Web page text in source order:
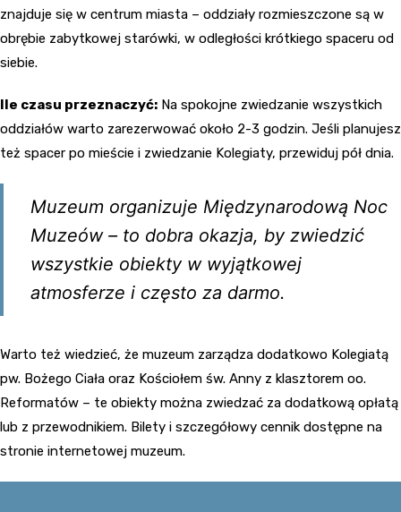
znajduje się w centrum miasta – oddziały rozmieszczone są w
obrębie zabytkowej starówki, w odległości krótkiego spaceru od
siebie.
Ile czasu przeznaczyć: Na spokojne zwiedzanie wszystkich
oddziałów warto zarezerwować około 2-3 godzin. Jeśli planujesz
też spacer po mieście i zwiedzanie Kolegiaty, przewiduj pół dnia.
Muzeum organizuje Międzynarodową Noc
Muzeów – to dobra okazja, by zwiedzić
wszystkie obiekty w wyjątkowej
atmosferze i często za darmo.
Warto też wiedzieć, że muzeum zarządza dodatkowo Kolegiatą
pw. Bożego Ciała oraz Kościołem św. Anny z klasztorem oo.
Reformatów – te obiekty można zwiedzać za dodatkową opłatą
lub z przewodnikiem. Bilety i szczegółowy cennik dostępne na
stronie internetowej muzeum.